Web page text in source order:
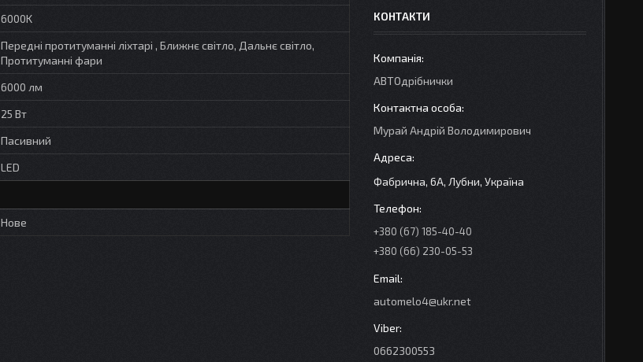
6000K
Передні протитуманні ліхтарі , Ближнє світло, Дальнє світло,
Протитуманні фари
6000 лм
25 Вт
Пасивний
LED
Нове
КОНТАКТИ
АВТОдрібнички
Мурай Андрій Володимирович
Фабрична, 6А, Лубни, Україна
+380 (67) 185-40-40
+380 (66) 230-05-53
automelo4@ukr.net
0662300553